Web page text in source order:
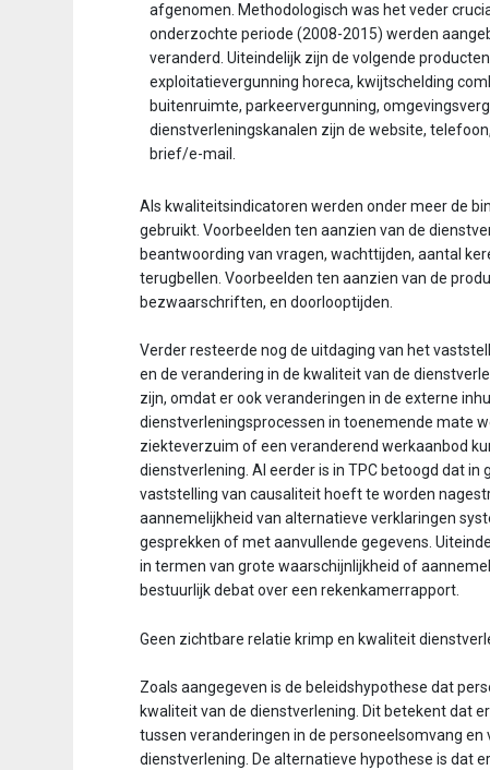
afgenomen. Methodologisch was het veder
onderzochte periode (2008-2015) werden
veranderd. Uiteindelijk zijn de volgende
exploitatievergunning horeca, kwijtschelding
buitenruimte, parkeervergunning,
dienstverleningskanalen zijn de website,
brief/e-mail.
Als kwaliteitsindicatoren werden onder meer de
gebruikt. Voorbeelden ten aanzien van de
beantwoording van vragen, wachttijden, aantal
terugbellen. Voorbeelden ten aanzien van de
bezwaarschriften, en doorlooptijden.
Verder resteerde nog de uitdaging van het
en de verandering in de kwaliteit van de
zijn, omdat er ook veranderingen in de externe
dienstverleningsprocessen in toenemende mate
ziekteverzuim of een veranderend werkaanbod
dienstverlening. Al eerder is in TPC betoogd dat
vaststelling van causaliteit hoeft te worden
aannemelijkheid van alternatieve verklaringen
gesprekken of met aanvullende gegevens.
in termen van grote waarschijnlijkheid of
bestuurlijk debat over een rekenkamerrapport.
Geen zichtbare relatie krimp en kwaliteit
Zoals aangegeven is de beleidshypothese dat
kwaliteit van de dienstverlening. Dit betekent dat
tussen veranderingen in de personeelsomvang
dienstverlening. De alternatieve hypothese is dat